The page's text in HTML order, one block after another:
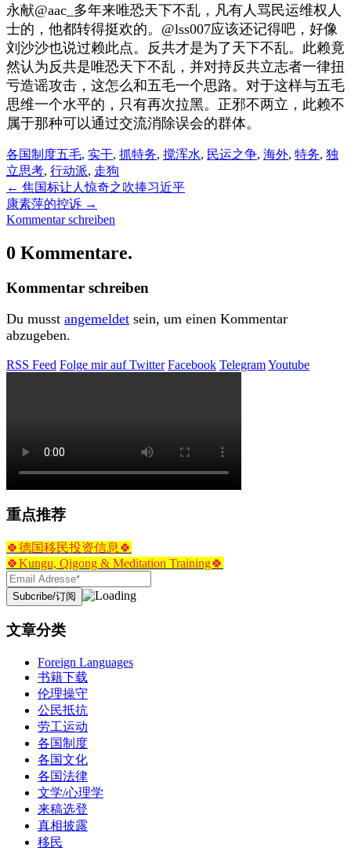
永献@aac_多年来唯恐天下不乱，凡有人骂民运维权人
士的，他都转得挺欢的。@lss007应该还记得吧，好像
刘沙沙也说过赖此点。反共才是为了天下不乱。此赖竟
然认为反共是唯恐天下不乱，并对持反共立志者一律扭
亏造谣攻击，这怎么和五毛一个思路。对于这样与五毛
思维一个水平的，只有再次拉黑。正邪不两立，此赖不
属于那种可以通过交流消除误会的群体。
各国制度五毛, 实干, 抓特务, 搅浑水, 民运之争, 海外, 特务, 独
立思考, 行动派, 走狗
← 焦国标让人惊奇之吹捧习近平
康素萍的控诉 →
Kommentar schreiben
0 Kommentare.
Kommentar schreiben
Du musst angemeldet sein, um einen Kommentar
abzugeben.
RSS Feed Folge mir auf Twitter Facebook TelegramYoutube
重点推荐
🍀德国移民投资信息🍀
🍀Kungu, Qigong & Meditation Training🍀
文章分类
Foreign Languages
书籍下载
伦理操守
公民抵抗
劳工运动
各国制度
各国文化
各国法律
文学/心理学
来稿选登
真相披露
移民